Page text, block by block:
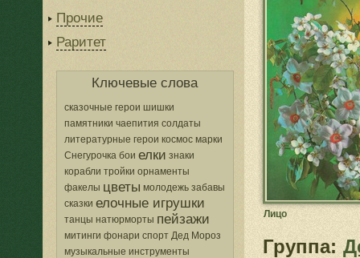
Прочие
Раритет
Ключевые слова
сказочные герои шишки
памятники чаепития солдаты
литературные герои космос марки
Снегурочка бои елки знаки
корабли тройки орнаменты
факелы цветы молодежь забавы
сказки елочные игрушки
танцы натюрморты пейзажи
митинги фонари спорт Дед Мороз
музыкальные инструменты
Лицо
Группа: